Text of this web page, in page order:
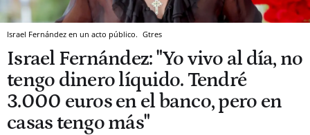
Israel Fernández en un acto público. Gtres
Israel Fernández: "Yo vivo al día, no
tengo dinero líquido. Tendré
3.000 euros en el banco, pero en
casas tengo más"